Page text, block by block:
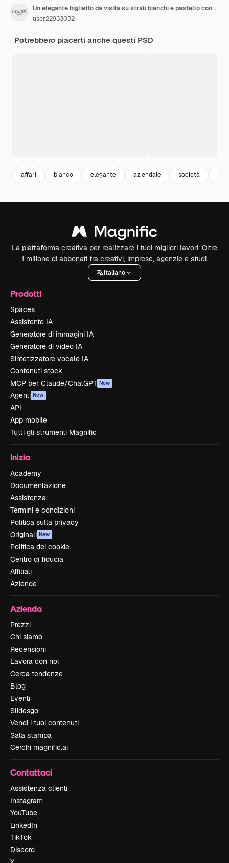
Un elegante biglietto da visita su strati bianchi e pastello con un design moderno e minimalista
user22933032
Potrebbero piacerti anche questi PSD
affari bianco elegante aziendale società
La piattaforma creativa per realizzare i tuoi migliori lavori. Oltre
1 milione di abbonati tra creativi, imprese, agenzie e studi.
Italiano
Prodotti
Spaces
Assistente IA
Generatore di immagini IA
Generatore di video IA
Sintetizzatore vocale IA
Contenuti stock
MCP per Claude/ChatGPT New
Agenti New
API
App mobile
Tutti gli strumenti Magnific
Inizia
Academy
Documentazione
Assistenza
Termini e condizioni
Politica sulla privacy
Originali New
Politica dei cookie
Centro di fiducia
Affiliati
Aziende
Azienda
Prezzi
Chi siamo
Recensioni
Lavora con noi
Cerca tendenze
Blog
Eventi
Slidesgo
Vendi i tuoi contenuti
Sala stampa
Cerchi magnific.ai
Contattaci
Assistenza clienti
Instagram
YouTube
LinkedIn
TikTok
Discord